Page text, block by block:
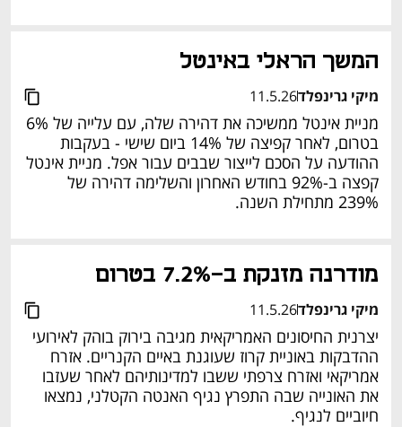
המשך הראלי באינטל
מיקי גרינפלד11.5.26
בטרום, לאחר קפיצה של 14% ביום שישי - בעקבות
ההודעה על הסכם לייצור שבבים עבור אפל. מניית אינטל
קפצה ב-92% בחודש האחרון והשלימה דהירה של
239% מתחילת השנה.
מודרנה מזנקת ב-7.2% בטרום
מיקי גרינפלד11.5.26
חיוביים לנגיף.